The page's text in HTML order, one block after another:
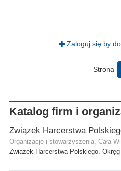
Zaloguj się by
Strona
Katalog firm i
Organizacje i stowarzyszenia, Cała
Związek Harcerstwa Polskiego.